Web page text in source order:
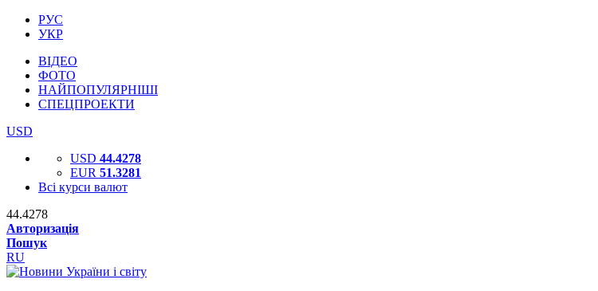
РУС
УКР
ВІДЕО
ФОТО
НАЙПОПУЛЯРНІШІ
СПЕЦПРОЕКТИ
USD
USD 44.4278
EUR 51.3281
Всі курси валют
44.4278
Авторизація
Пошук
RU